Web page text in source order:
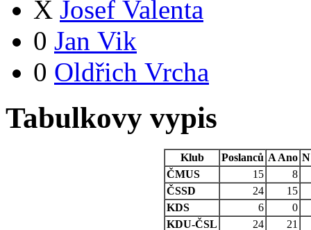
X Josef Valenta
0 Jan Vik
0 Oldřich Vrcha
Tabulkovy vypis
Klub Poslanců A Ano N
ČMUS
15
8
ČSSD
24
15
KDS
6
0
KDU-ČSL
24
21